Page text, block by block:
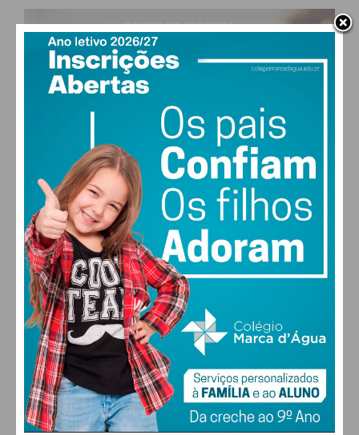
PAÇOS DE FERREIRA
28°
clear sky
51% humidade
MAX 28 • MIN 28
30°
QUI
30
SEX
29
SÁB
28
DOM
FARMACIAS DE SERVIÇO EM PAÇOS DE
FERREIRA